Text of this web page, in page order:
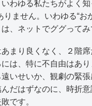
わゆる私たちがよく知
りません。いわゆる“お
、ネットでググってみ
まり良くなく、２階席
は、特に不自由はあり
いせいか、観劇の緊
だはずなのに、時折
です。